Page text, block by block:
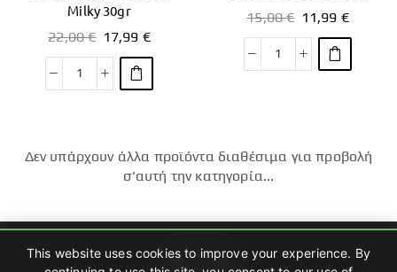
Milky 30gr
22,00€ 17,99 €
15,00€ 11,99 €
Δεν υπάρχουν άλλα προϊόντα διαθέσιμα για προβολή
σ'αυτή την κατηγορία...
This website uses cookies to improve your experience. By